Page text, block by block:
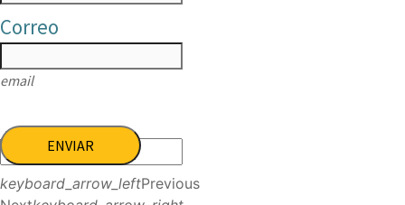
Correo
email
ENVIAR
keyboard_arrow_leftPrevious